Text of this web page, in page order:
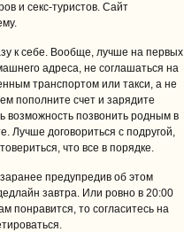
и секс-туристов. Сайт
к себе. Вообще, лучше на первых
адреса, не соглашаться на
транспортом или такси, а не
пополните счет и зарядите
возможность позвонить родным в
Лучше договориться с подругой,
что все в порядке.
предупредив об этом
завтра. Или ровно в 20:00
понравится, то согласитесь на